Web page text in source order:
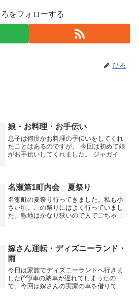
をフォローする
ひろ
娘・お料理・お手伝い
息子は何度かお料理の手伝いをしてくれ
たことはあるのですが、 今回は初めて娘
がお手伝いしてくれました。 ジャガイモ
が大きくなって、2...
名瀬第1町内会 夏祭り
名瀬町の夏祭り行ってきました。私も小
さい頃、この祭りにはよく行っていまし
た。敷地はかなり狭いので人でごちゃご
られるアイスも嬉しいです...
嫁さん運転・ディズニーランド・
雨
今日は家族でディズニーランドへ行きま
した(^^)/車の納車が遅れてしまったの
で、今回は嫁さんの実家の車を借りて行